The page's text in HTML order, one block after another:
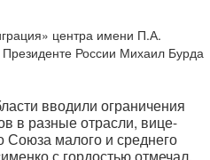
центра имени П.А.
России Михаил Бурда
вводили ограничения
в разные отрасли, вице-
Союза малого и среднего
с гордостью отмечал,